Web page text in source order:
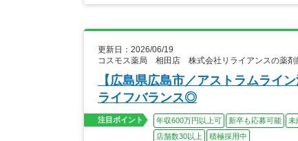
更新日：2026/06/19
コスモス薬局 相田店 株式会社リライアンスの薬剤
【広島県広島市／アストラムライ
ライフバランス◎
注目ポイント 年収600万円以上可 新卒も応募可能 未
店舗数30以上
積極採用中